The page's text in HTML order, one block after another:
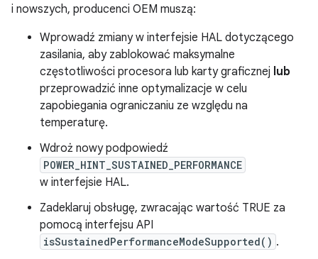
i nowszych, producenci OEM muszą:
Wprowadź zmiany w interfejsie HAL dotyczącego
zasilania, aby zablokować maksymalne
częstotliwości procesora lub karty graficznej lub
przeprowadzić inne optymalizacje w celu
zapobiegania ograniczaniu ze względu na
temperaturę.
Wdroż nowy podpowiedź
POWER_HINT_SUSTAINED_PERFORMANCE
w interfejsie HAL.
Zadeklaruj obsługę, zwracając wartość TRUE za
pomocą interfejsu API
isSustainedPerformanceModeSupported() .